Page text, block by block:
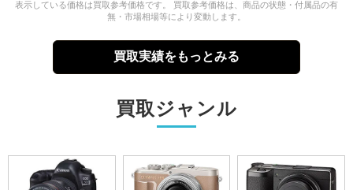
表示している価格は買取参考価格です。 買取参考価格は、商品の状態・付属品の有
無・市場相場等により変動します。
買取実績をもっとみる
買取ジャンル